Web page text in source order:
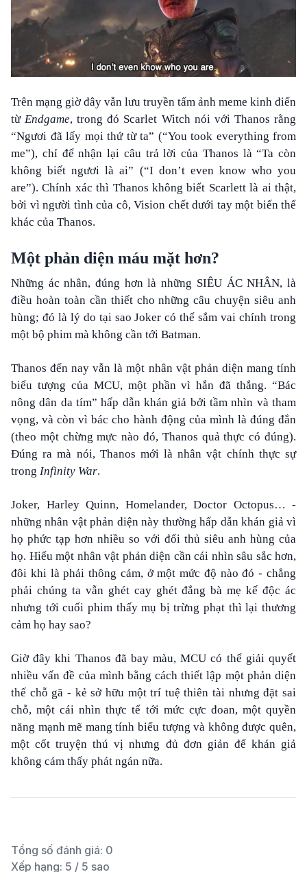
Trên mạng giờ đây vẫn lưu truyền tấm ảnh meme kinh điển
từEndgame, trong đó Scarlet Witch nói với Thanos rằng
“Ngươi đã lấy mọi thứ từ ta” (“You took everything from
me”), chỉ để nhận lại câu trả lời của Thanos là “Ta còn
không biết ngươi là ai” (“I don’t even know who you
are”). Chính xác thì Thanos không biết Scarlett là ai thật,
bởi vì người tình của cô, Vision chết dưới tay một biến thể
khác của Thanos.
Một phản diện máu mặt hơn?
Những ác nhân, đúng hơn là những SIÊU ÁC NHÂN, là
điều hoàn toàn cần thiết cho những câu chuyện siêu anh
hùng; đó là lý do tại sao Joker có thể sắm vai chính trong
một bộ phim mà không cần tới Batman.
Thanos đến nay vẫn là một nhân vật phản diện mang tính
biểu tượng của MCU, một phần vì hắn đã thắng. “Bác
nông dân da tím” hấp dẫn khán giả bởi tầm nhìn và tham
vọng, và còn vì bác cho hành động của mình là đúng đắn
(theo một chừng mực nào đó, Thanos quả thực có đúng).
Đúng ra mà nói, Thanos mới là nhân vật chính thực sự
trong Infinity War.
Joker, Harley Quinn, Homelander, Doctor Octopus… -
những nhân vật phản diện này thường hấp dẫn khán giả vì
họ phức tạp hơn nhiều so với đối thủ siêu anh hùng của
họ. Hiểu một nhân vật phản diện cần cái nhìn sâu sắc hơn,
đôi khi là phải thông cảm, ở một mức độ nào đó - chẳng
phải chúng ta vẫn ghét cay ghét đắng bà mẹ kế độc ác
nhưng tới cuối phim thấy mụ bị trừng phạt thì lại thương
cảm họ hay sao?
Giờ đây khi Thanos đã bay màu, MCU có thể giải quyết
nhiều vấn đề của mình bằng cách thiết lập một phản diện
thế chỗ gã - kẻ sở hữu một trí tuệ thiên tài nhưng đặt sai
chỗ, một cái nhìn thực tế tới mức cực đoan, một quyền
năng mạnh mẽ mang tính biểu tượng và không được quên,
một cốt truyện thú vị nhưng đủ đơn giản để khán giả
không cảm thấy phát ngán nữa.
Tổng số đánh giá: 0
Xếp hạng: 5 / 5 sao